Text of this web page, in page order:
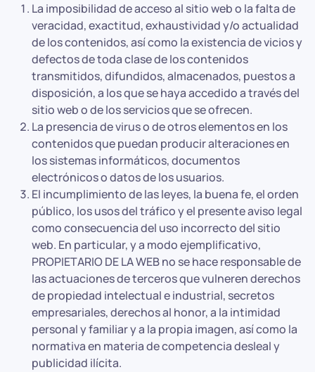
La imposibilidad de acceso al sitio web o la falta de
veracidad, exactitud, exhaustividad y/o actualidad
de los contenidos, así como la existencia de vicios y
defectos de toda clase de los contenidos
transmitidos, difundidos, almacenados, puestos a
disposición, a los que se haya accedido a través del
sitio web o de los servicios que se ofrecen.
La presencia de virus o de otros elementos en los
contenidos que puedan producir alteraciones en
los sistemas informáticos, documentos
electrónicos o datos de los usuarios.
El incumplimiento de las leyes, la buena fe, el orden
público, los usos del tráfico y el presente aviso legal
como consecuencia del uso incorrecto del sitio
web. En particular, y a modo ejemplificativo,
PROPIETARIO DE LA WEB no se hace responsable de
las actuaciones de terceros que vulneren derechos
de propiedad intelectual e industrial, secretos
empresariales, derechos al honor, a la intimidad
personal y familiar y a la propia imagen, así como la
normativa en materia de competencia desleal y
publicidad ilícita.